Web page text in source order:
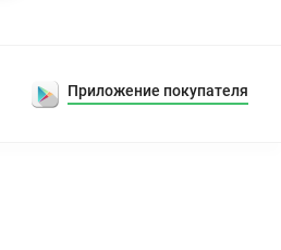
Приложение покупателя